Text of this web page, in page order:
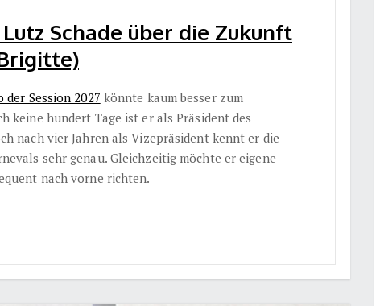
Schade über die Zukunft
der Session 2027 könnte kaum besser zum
keine hundert Tage ist er als Präsident des
nach vier Jahren als Vizepräsident kennt er die
sehr genau. Gleichzeitig möchte er eigene
nach vorne richten.